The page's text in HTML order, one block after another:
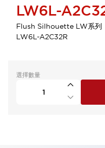
LW6L-
Flush Silhouette LW系
LW6L-A2C32R
選擇數量